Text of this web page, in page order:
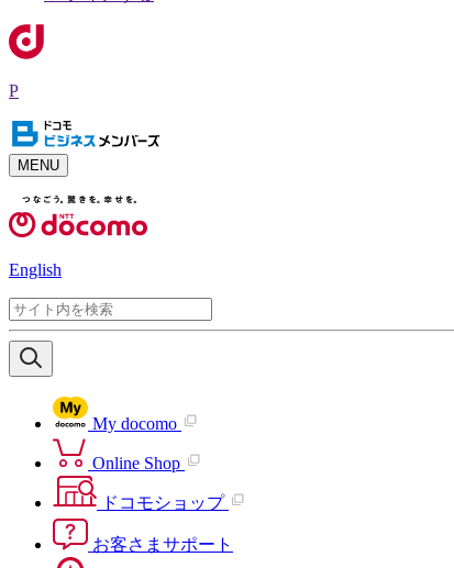
P
MENU
English
My docomo
Online Shop
ドコモショップ
お客さまサポート